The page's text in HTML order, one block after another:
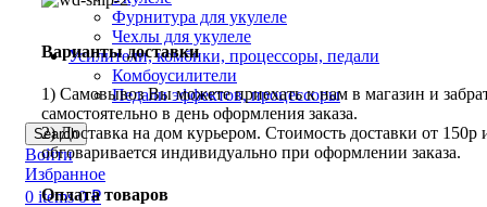
Фурнитура для укулеле
Чехлы для укулеле
Усилители, комбики, процессоры, педали
Комбоусилители
Педали эффектов, процессоры
Search
Войти
Избранное
0 items 0₽
Варианты доставки
1) Самовывоз Вы можете приехать к нам в магазин и
самостоятельно в день оформления заказа.
2) Доставка на дом курьером. Стоимость доставки от 150р
обговаривается индивидуально при оформлении заказа.
Оплата товаров